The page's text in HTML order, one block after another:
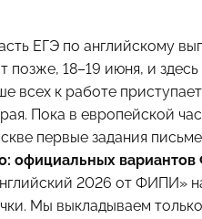
ЕГЭ по английскому
позже, 18–19 июня, и
всех к работе
Пока в европейской
первые задания
официальных вариантов
2026 от ФИПИ»
Мы выкладываем